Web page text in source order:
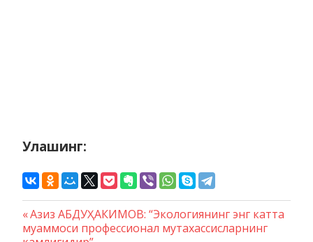
Улашинг:
Навигация
Предыдущая
запись:
Азиз АБДУҲАКИМОВ: “Экологиянинг энг катта
муаммоси профессионал мутахассисларнинг